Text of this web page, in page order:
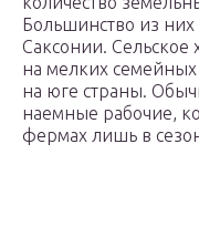
Большинство из
Саксонии. Сельское
на мелких
на юге страны.
наемные рабочие,
фермах лишь в